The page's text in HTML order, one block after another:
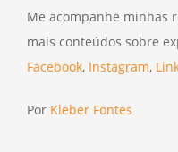
Me acompanhe minhas
mais conteúdos sobre
Facebook, Instagram,
Por Kleber Fontes